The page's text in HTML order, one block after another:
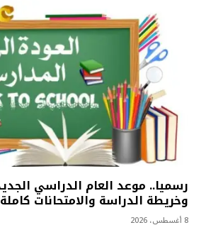
وخريطة الدراسة والامتحانات كاملة
8 أغسطس، 2026